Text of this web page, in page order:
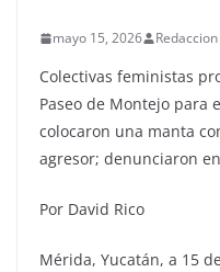
mayo 15, 2026 Redaccion
Colectivas feministas
Paseo de Montejo para
colocaron una manta
agresor; denunciaron
Por David Rico
Mérida, Yucatán, a 15